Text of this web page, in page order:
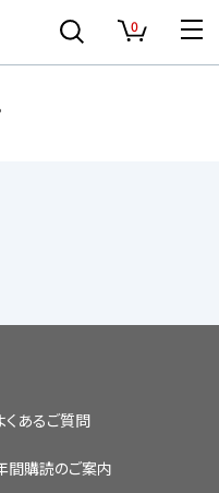
0
くあるご質問
間購読のご案内